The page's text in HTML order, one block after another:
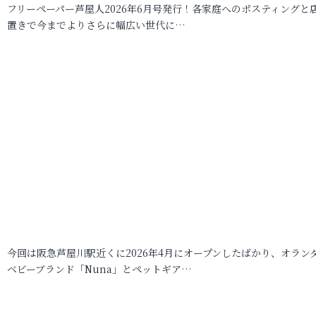
フリーペーパー芦屋人2026年6月号発行！各家庭へのポスティングと
置きで今までよりさらに幅広い世代に…
今回は阪急芦屋川駅近くに2026年4月にオープンしたばかり、オラン
ベビーブランド「Nuna」とペットギア…